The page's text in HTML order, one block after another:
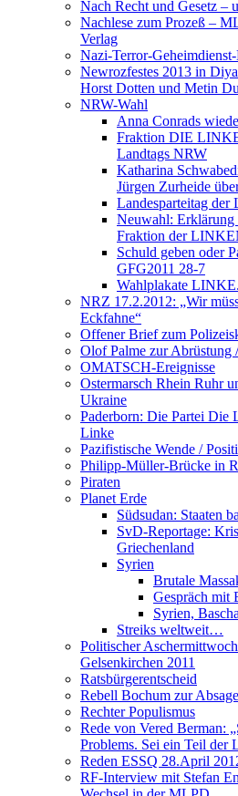
Nach Recht und Gesetz –
Nachlese zum Prozeß –
Verlag
Nazi-Terror-
Newrozfestes 2013 in
Horst Dotten und Metin
NRW-Wahl
Anna Conrads
Fraktion DIE
Landtags NRW
Katharina
Jürgen Zurheide
Landesparteitag
Neuwahl: Erklärung
Fraktion der
Schuld geben oder
GFG2011 28-7
Wahlplakate
NRZ 17.2.2012: „Wir
Eckfahne“
Offener Brief zum
Olof Palme zur Abrüstung
OMATSCH-Ereignisse
Ostermarsch Rhein Ruhr
Ukraine
Paderborn: Die Partei Die
Linke
Pazifistische Wende /
Philipp-Müller-Brücke in
Piraten
Planet Erde
Südsudan: Staaten
SvD-Reportage:
Griechenland
Syrien
Brutale
Gespräch mit
Syrien,
Streiks weltweit…
Politischer
Gelsenkirchen 2011
Ratsbürgerentscheid
Rebell Bochum zur
Rechter Populismus
Rede von Vered Berman:
Problems. Sei ein Teil der
Reden ESSQ 28.April
RF-Interview mit Stefan